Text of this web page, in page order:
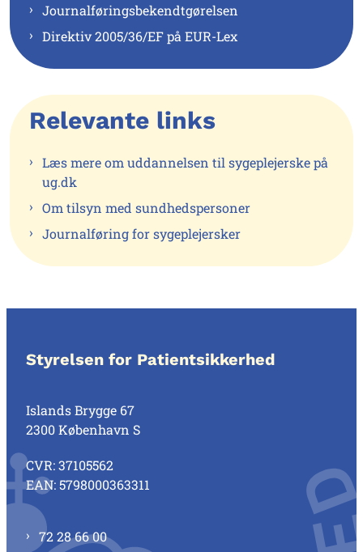
Journalføringsbekendtgørelsen
Direktiv 2005/36/EF på EUR-Lex
Relevante links
Læs mere om uddannelsen til sygeplejerske på
ug.dk
Om tilsyn med sundhedspersoner
Journalføring for sygeplejersker
Styrelsen for Patientsikkerhed
Islands Brygge 67
2300 København S
CVR: 37105562
EAN: 5798000363311
72 28 66 00